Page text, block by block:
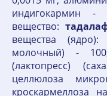
индигокармин
вещество:
вещества (ядро):
молочный) -
(лактопресс)
целлюлоза
кроскармеллоза